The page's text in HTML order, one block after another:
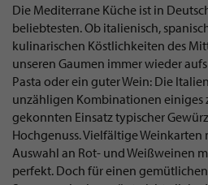
Die Mediterrane Küche ist in
beliebtesten. Ob italienisch,
kulinarischen Köstlichkeiten des
unseren Gaumen immer wieder
Pasta oder ein guter Wein: Die
unzähligen Kombinationen einiges
gekonnten Einsatz typischer
Hochgenuss. Vielfältige
Auswahl an Rot- und Weißweinen
perfekt. Doch für einen